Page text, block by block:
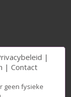
|
| Contact
geen fysieke